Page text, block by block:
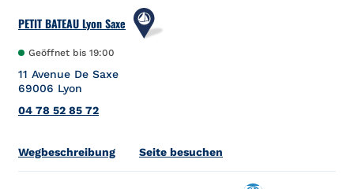
PETIT BATEAU Lyon Saxe
Geöffnet bis 19:00
11 Avenue De Saxe
69006 Lyon
04 78 52 85 72
WegbeschreibungLink Opens in New Tab
Seite besuchen